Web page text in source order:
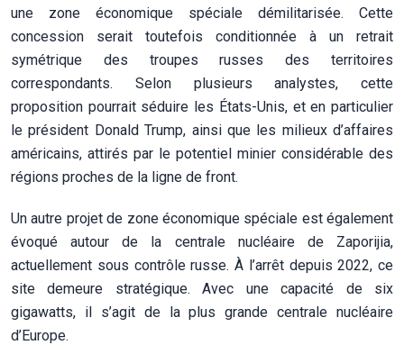
une zone économique spéciale démilitarisée. Cette
concession serait toutefois conditionnée à un retrait
symétrique des troupes russes des territoires
correspondants. Selon plusieurs analystes, cette
proposition pourrait séduire les États-Unis, et en particulier
le président Donald Trump, ainsi que les milieux d’affaires
américains, attirés par le potentiel minier considérable des
régions proches de la ligne de front.
Un autre projet de zone économique spéciale est également
évoqué autour de la centrale nucléaire de Zaporijia,
actuellement sous contrôle russe. À l’arrêt depuis 2022, ce
site demeure stratégique. Avec une capacité de six
gigawatts, il s’agit de la plus grande centrale nucléaire
d’Europe.